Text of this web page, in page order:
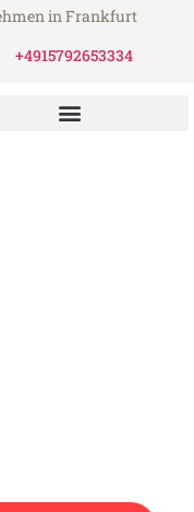
in Frankfurt
+4915792653334